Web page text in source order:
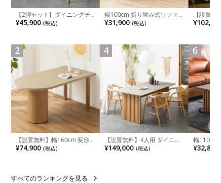
【2脚セット】ダイニングチ
ェア 木製 LUGA 肘付き チェ
ア 天然木 リビング椅子 板座
ュラル ブラウン 完成品
¥45,900 (税込)
2
【設置無料】幅160cm 変形
半円 ダイニングテーブル モ
ルタル風 LENAS コンクリー
リア風 グレージュ
¥74,900 (税込)
幅100cm 折り畳み式ソファ
ベッド コンパクト リクライ
ニング カウチスタイル 省ス
¥31,900 (税込)
4
【設置無料】4人用 ダイニン
グテーブルセット 5点 LUGA
セラミックテーブル おしゃれ
¥149,000 (税込)
【設置
チンカウ
板 引き出
れ ウッデ
ル グレー
6
幅110cm
木目調 リ
付き 長方
¥32,800
すべてのランキングを見る